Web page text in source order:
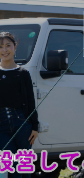
ルス